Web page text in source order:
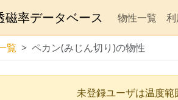
磁率データベース 物性一覧
覧 ペカン(みじん切り)の物性
未登録ユーザは温度